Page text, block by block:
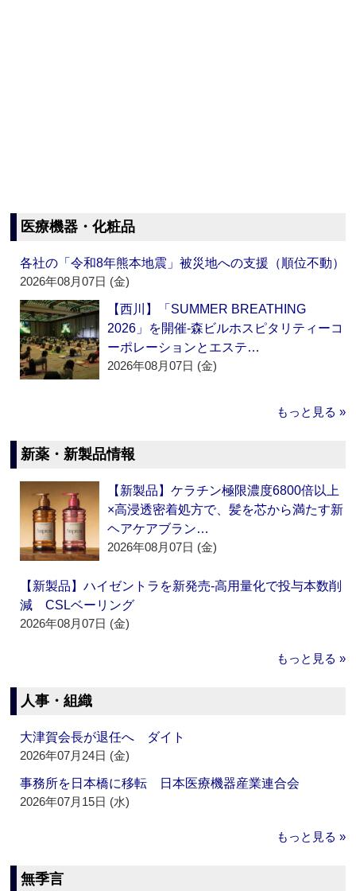
医療機器・化粧品
各社の「令和8年熊本地震」被災地への支援（順位不動）
2026年08月07日 (金)
【西川】「SUMMER BREATHING
2026」を開催‐森ビルホスピタリティーコ
ーポレーションとエステ…
2026年08月07日 (金)
もっと見る »
新薬・新製品情報
【新製品】ケラチン極限濃度6800倍以上
×高浸透密着処方で、髪を芯から満たす新
ヘアケアブラン…
2026年08月07日 (金)
【新製品】ハイゼントラを新発売‐高用量化で投与本数削
減 CSLベーリング
2026年08月07日 (金)
もっと見る »
人事・組織
大津賀会長が退任へ ダイト
2026年07月24日 (金)
事務所を日本橋に移転 日本医療機器産業連合会
2026年07月15日 (水)
もっと見る »
無季言